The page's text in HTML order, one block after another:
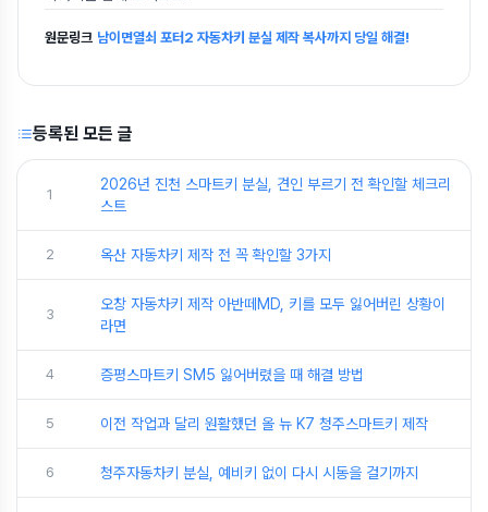
원문링크 남이면열쇠 포터2 자동차키 분실 제작 복사까지 당일 해결!
등록된 모든 글
1
2026년 진천 스마트키 분실, 견인 부르기 전 확인할 체크리
스트
2 옥산 자동차키 제작 전 꼭 확인할 3가지
3
오창 자동차키 제작 아반떼MD, 키를 모두 잃어버린 상황이
라면
4 증평스마트키 SM5 잃어버렸을 때 해결 방법
5 이전 작업과 달리 원활했던 올 뉴 K7 청주스마트키 제작
6 청주자동차키 분실, 예비키 없이 다시 시동을 걸기까지